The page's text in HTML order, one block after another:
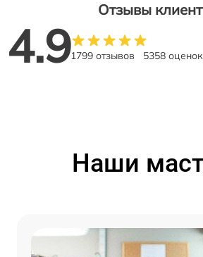
Отзывы
4.91799 отзывов 5358 оценок
Наши